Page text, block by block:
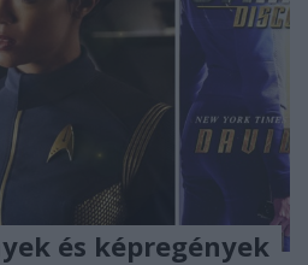
és képregények